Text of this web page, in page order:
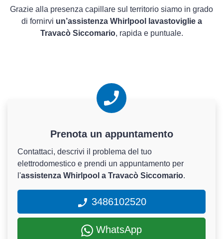
Grazie alla presenza capillare sul territorio siamo in grado
di fornirvi un’assistenza Whirlpool lavastoviglie a
Travacò Siccomario, rapida e puntuale.
Prenota un appuntamento
Contattaci, descrivi il problema del tuo
elettrodomestico e prendi un appuntamento per
l'assistenza Whirlpool a Travacò Siccomario.
3486102520
WhatsApp